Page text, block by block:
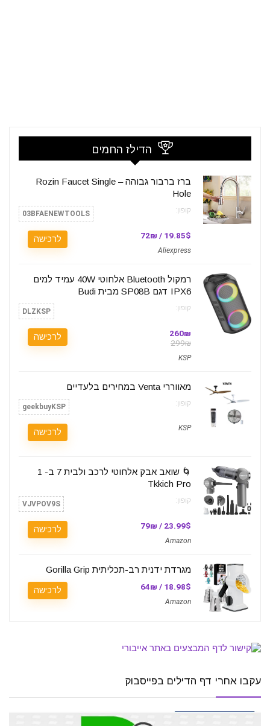
הדילז החמים
ברז ברבור גבוהה – Rozin Faucet Single
Hole
קופון: 03BFAENEWTOOLS
19.85$ / 72₪
Aliexpress
לרכישה
רמקול Bluetooth אלחוטי 40W עמיד למים
IPX6 דגם SP08B מבית Budi
קופון: DLZKSP
260₪
299₪
KSP
לרכישה
קופון: geekbuyKSP
KSP לרכישה
🌀 שואב אבק אלחוטי לרכב ולבית 7 ב- 1
Tkkich Pro
קופון: VJVPOV9S
23.99$ / 79₪
Amazon
לרכישה
מגרדת ידנית רב-תכליתית Gorilla Grip
18.98$ / 64₪
Amazon
לרכישה
עקבו אחרי דף הדילים בפייסבוק